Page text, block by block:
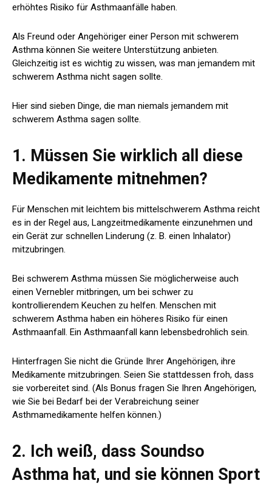
erhöhtes Risiko für Asthmaanfälle haben.
Als Freund oder Angehöriger einer Person mit schwerem
Asthma können Sie weitere Unterstützung anbieten.
Gleichzeitig ist es wichtig zu wissen, was man jemandem mit
schwerem Asthma nicht sagen sollte.
Hier sind sieben Dinge, die man niemals jemandem mit
schwerem Asthma sagen sollte.
1. Müssen Sie wirklich all diese
Medikamente mitnehmen?
Für Menschen mit leichtem bis mittelschwerem Asthma reicht
es in der Regel aus, Langzeitmedikamente einzunehmen und
ein Gerät zur schnellen Linderung (z. B. einen Inhalator)
mitzubringen.
Bei schwerem Asthma müssen Sie möglicherweise auch
einen Vernebler mitbringen, um bei schwer zu
kontrollierendem Keuchen zu helfen. Menschen mit
schwerem Asthma haben ein höheres Risiko für einen
Asthmaanfall. Ein Asthmaanfall kann lebensbedrohlich sein.
Hinterfragen Sie nicht die Gründe Ihrer Angehörigen, ihre
Medikamente mitzubringen. Seien Sie stattdessen froh, dass
sie vorbereitet sind. (Als Bonus fragen Sie Ihren Angehörigen,
wie Sie bei Bedarf bei der Verabreichung seiner
Asthmamedikamente helfen können.)
2. Ich weiß, dass Soundso
Asthma hat, und sie können Sport